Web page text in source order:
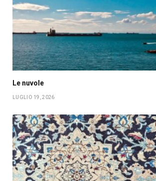
Le nuvole
LUGLIO 19, 2026